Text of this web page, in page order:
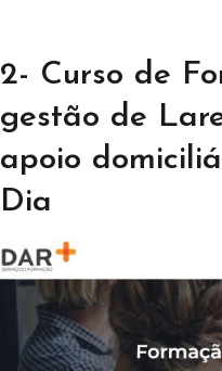
2- Curso de
gestão de
apoio
Dia